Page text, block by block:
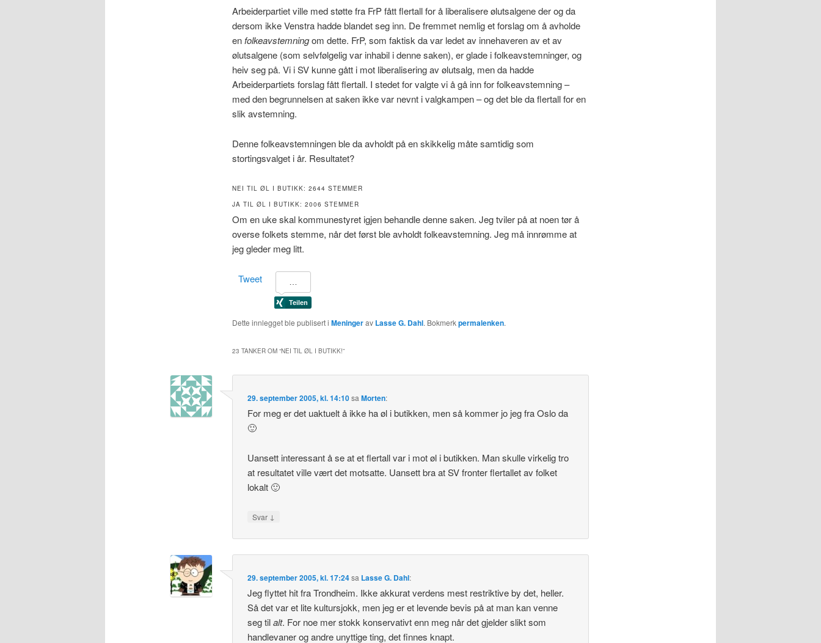
Arbeiderpartiet ville med støtte fra FrP fått flertall for å liberalisere ølutsalgene der og da
dersom ikke Venstra hadde blandet seg inn. De fremmet nemlig et forslag om å avholde
enfolkeavstemningom dette. FrP, som faktisk da var ledet av innehaveren av et av
ølutsalgene (som selvfølgelig var inhabil i denne saken), er glade i folkeavstemninger, og
heiv seg på. Vi i SV kunne gått i mot liberalisering av ølutsalg, men da hadde
Arbeiderpartiets forslag fått flertall. I stedet for valgte vi å gå inn for folkeavstemning –
med den begrunnelsen at saken ikke var nevnt i valgkampen – og det ble da flertall for en
slik avstemning.
Denne folkeavstemningen ble da avholdt på en skikkelig måte samtidig som
stortingsvalget i år. Resultatet?
NEI TIL ØL I BUTIKK: 2644 STEMMER
JA TIL ØL I BUTIKK: 2006 STEMMER
Om en uke skal kommunestyret igjen behandle denne saken. Jeg tviler på at noen tør å
overse folkets stemme, når det først ble avholdt folkeavstemning. Jeg må innrømme at
jeg gleder meg litt.
Tweet
Dette innlegget ble publisert i Meningerav Lasse G. Dahl. Bokmerkpermalenken.
23 TANKER OM “NEI TIL ØL I BUTIKK!”
29. september 2005, kl. 14:10sa Morten:
For meg er det uaktuelt å ikke ha øl i butikken, men så kommer jo jeg fra Oslo da
🙂
Uansett interessant å se at et flertall var i mot øl i butikken. Man skulle virkelig tro
at resultatet ville vært det motsatte. Uansett bra at SV fronter flertallet av folket
lokalt 🙂
Svar ↓
29. september 2005, kl. 17:24sa Lasse G. Dahl:
Jeg flyttet hit fra Trondheim. Ikke akkurat verdens mest restriktive by det, heller.
Så det var et lite kultursjokk, men jeg er et levende bevis på at man kan venne
seg tilalt. For noe mer stokk konservativt enn meg når det gjelder slikt som
handlevaner og andre unyttige ting, det finnes knapt.